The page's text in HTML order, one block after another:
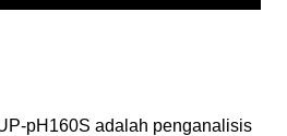
pH160S adalah penganalisis